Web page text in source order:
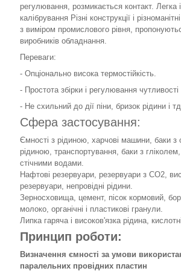
регулювання, розмикається контакт. Легка
калібрування Різні конструкції і
з виміром промислового рівня,
виробників обладнання.
Переваги:
- Опціонально висока термостійкість.
- Простота збірки і регулювання чутливості
- Не схильний до дії піни, бризок рідини і тд.
Сфера застосування:
Ємності з рідиною, харчові машини, баки
рідиною, транспортування, баки з гліколем,
стічними водами.
Нафтові резервуари, резервуари з СО2,
резервуари, непровідні рідини.
Зерносховища, цемент, пісок кормовий,
молоко, органічні і пластикові гранули.
Липка гаряча і високов'язка рідина,
Принцип роботи:
Визначення ємності за умови
паралельних провідних пластин